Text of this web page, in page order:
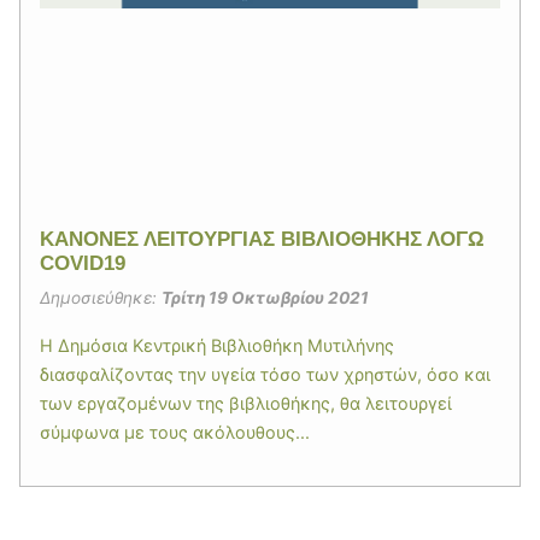
ΚΑΝΟΝΕΣ ΛΕΙΤΟΥΡΓΙΑΣ ΒΙΒΛΙΟΘΗΚΗΣ ΛΟΓΩ
COVID19
Δημοσιεύθηκε: Τρίτη 19 Οκτωβρίου 2021
Η Δημόσια Κεντρική Βιβλιοθήκη Μυτιλήνης
διασφαλίζοντας την υγεία τόσο των χρηστών, όσο και
των εργαζομένων της βιβλιοθήκης, θα λειτουργεί
σύμφωνα με τους ακόλουθους...